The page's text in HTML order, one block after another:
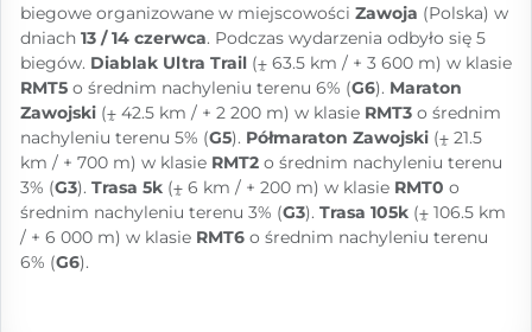
biegowe organizowane w miejscowości Zawoja (Polska) w
dniach 13 / 14 czerwca. Podczas wydarzenia odbyło się 5
biegów. Diablak Ultra Trail (⨦ 63.5 km / + 3 600 m) w klasie
RMT5 o średnim nachyleniu terenu 6% (G6). Maraton
Zawojski (⨦ 42.5 km / + 2 200 m) w klasie RMT3 o średnim
nachyleniu terenu 5% (G5). Półmaraton Zawojski (⨦ 21.5
km / + 700 m) w klasie RMT2 o średnim nachyleniu terenu
3% (G3). Trasa 5k (⨦ 6 km / + 200 m) w klasie RMT0 o
średnim nachyleniu terenu 3% (G3). Trasa 105k (⨦ 106.5 km
/ + 6 000 m) w klasie RMT6 o średnim nachyleniu terenu
6% (G6).